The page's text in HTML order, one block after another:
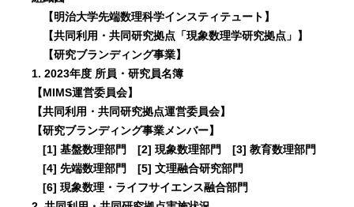
【明治大学先端数理科学インスティテュート】
【共同利用・共同研究拠点「現象数理学研究拠点」】
【研究ブランディング事業】
1. 2023年度 所員・研究員名簿
【MIMS運営委員会】
【共同利用・共同研究拠点運営委員会】
【研究ブランディング事業メンバー】
[1] 基盤数理部門 [2] 現象数理部門 [3] 教育数理部門
[4] 先端数理部門 [5] 文理融合研究部門
[6] 現象数理・ライフサイエンス融合部門